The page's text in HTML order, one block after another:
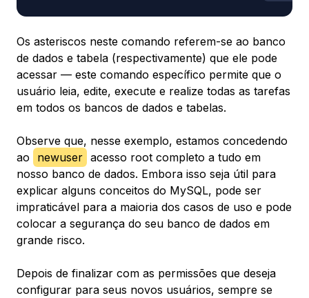
Os asteriscos neste comando referem-se ao banco
de dados e tabela (respectivamente) que ele pode
acessar — este comando específico permite que o
usuário leia, edite, execute e realize todas as tarefas
em todos os bancos de dados e tabelas.
Observe que, nesse exemplo, estamos concedendo
ao
newuser acesso root completo a tudo em
nosso banco de dados. Embora isso seja útil para
explicar alguns conceitos do MySQL, pode ser
impraticável para a maioria dos casos de uso e pode
colocar a segurança do seu banco de dados em
grande risco.
Depois de finalizar com as permissões que deseja
configurar para seus novos usuários, sempre se